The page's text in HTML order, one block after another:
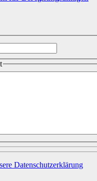
Datenschutzerklärung